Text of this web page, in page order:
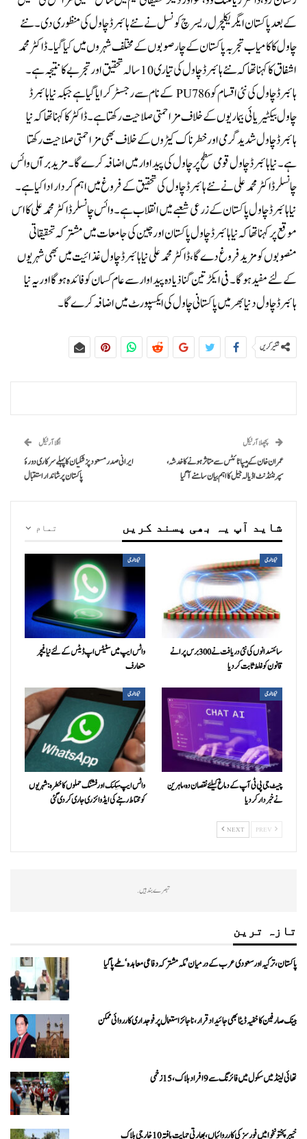
کے بعد پاکستان ایگریکلچرل ریسرچ کونسل نے نئے ہائبرڈ چاول کی منظوری دی۔نئے
چاول کا کامیاب تجربہ پاکستان کے چار صوبوں کے مختلف شہروں میں کیا گیا۔ ڈاکٹر محمد
اشفاق کا کہنا تھا کہ نئے ہائبرڈ چاول کی تیاری 10 سالہ تحقیق اور تجربے کا نتیجہ ہے۔
ہائبرڈ چاول کی نئی اقسام کو PU786 کے نام سے رجسٹر کرایا گیا ہے جبکہ نیا ہائبرڈ
چاول بیکٹیریائی بیماریوں کے خلاف مزاحمتی صلاحیت رکھتا ہے۔ڈاکٹر کا کہنا تھا کہ نیا
ہائبرڈ چاول شدید گرمی اور خطرناک کیڑوں کے خلاف بھی مزاحمتی صلاحیت رکھتا
ہے۔ نیا ہائبرڈ چاول قومی سطح پر چاول کی پیداوار میں اضافہ کرے گا۔ مزید برآں وائس
چانسلر ڈاکٹر محمد علی نے نئے ہائبرڈ چاول کی تحقیق کے فروغ میں اہم کردار ادا کیا ہے۔
نیا ہائبرڈ چاول پاکستان کے زرعی شعبے میں انقلاب ہے۔وائس چانسلر ڈاکٹر محمد علی کا اس
موقع پر کہنا تھا کہ نیا ہائبرڈ چاول پاکستان اور چین کی جامعات میں مشترکہ تحقیقاتی
منصوبوں کو مزید فروغ دے گا، ڈاکٹر محمد علی نیا ہائبرڈ چاول غذائیت میں بھی شہریوں
کے لئے مفید ہو گا۔ فی ایکڑ تین گنا ذیادہ پیداوار سے عام کسان کو فائدہ ہو گا اور یہ نیا
ہائبرڈ چاول دنیا بھر میں پاکستانی چاول کی ایکسپورٹ میں اضافہ کرے گا۔
شئیر کریں
پچھلا آرٹیکل
عمران خان کے ہیپاٹائٹس سے متاثر ہونے کا خدشہ،
سپرنٹنڈنٹ اڈیالہ جیل کا اہم بیان سامنے آگیا
اگلا آرٹیکل
ایرانی صدر مسعود پزشکیان کا پہلے سرکاری دورۂ
پاکستان پر شاندار استقبال
تمام شاید آپ یہ بھی پسند کریں
ٹیکنالوجی
سائنسدانوں کی نئی دریافت نے 300 برس پرانے
قانون کو غلط ثابت کر دیا
ٹیکنالوجی
واٹس ایپ میں سٹیٹس اپ ڈیٹس کے لئے نیا فیچر
متعارف
ٹیکنالوجی
چیٹ جی پی ٹی آپ کے دماغ کیلئے نقصان دہ، ماہرین
نے خبردار کردیا
ٹیکنالوجی
واٹس ایپ ہیکنگ اورفشنگ حملوں کا خطرہ: شہریوں
کو محتاط رہنے کی ایڈوائزری جاری کردی گئی
NEXT
تبصرے بند ہیں.
تازہ ترین
پاکستان، ترکیہ اور سعودی عرب کے درمیان ’مکہ مشترکہ دفاعی معاہدہ‘ طے پا گیا
بینک صارفین کا خفیہ ڈیٹا بھی جائیداد قرار، ناجائز استعمال پر فوجداری کارروائی ممکن
تھائی لینڈ میں سکول میں فائرنگ سے 9 افراد ہلاک، 15 زخمی
خیبرپختونخوا میں فورسز کی کارروائیاں، بھارتی حمایت یافتہ 10 خارجی ہلاک